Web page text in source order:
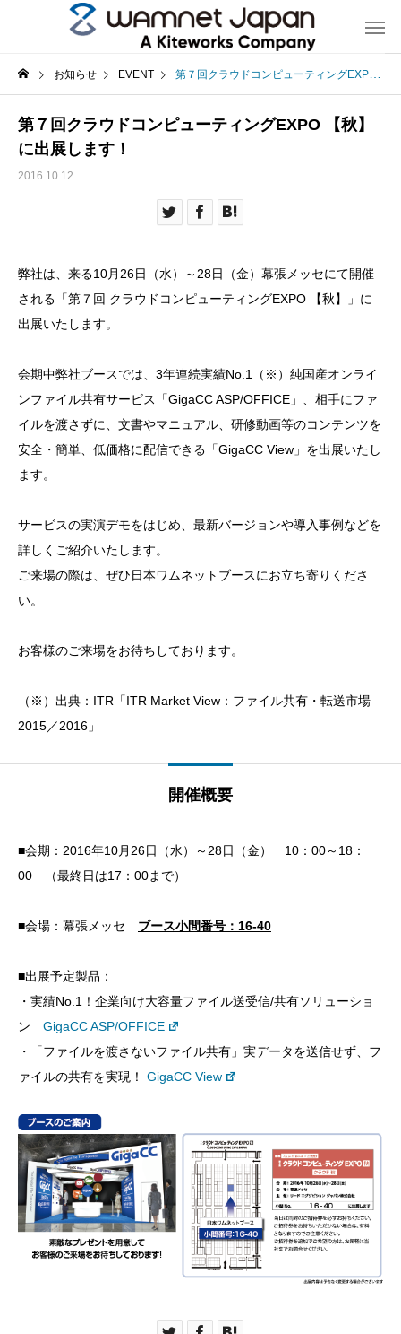
お知らせ EVENT 第７回クラウドコンピューティングEXPO 【秋】 に出展します！
第７回クラウドコンピューティングEXPO 【秋】
に出展します！
2016.10.12
弊社は、来る10月26日（水）～28日（金）幕張メッセにて開催
される「第７回 クラウドコンピューティングEXPO 【秋】」に
出展いたします。
会期中弊社ブースでは、3年連続実績No.1（※）純国産オンライ
ンファイル共有サービス「GigaCC ASP/OFFICE」、相手にファ
イルを渡さずに、文書やマニュアル、研修動画等のコンテンツを
安全・簡単、低価格に配信できる「GigaCC View」を出展いたし
ます。
サービスの実演デモをはじめ、最新バージョンや導入事例などを
詳しくご紹介いたします。
ご来場の際は、ぜひ日本ワムネットブースにお立ち寄りくださ
い。
お客様のご来場をお待ちしております。
（※）出典：ITR「ITR Market View：ファイル共有・転送市場
2015／2016」
開催概要
■会期：2016年10月26日（水）～28日（金） 10：00～18：
00 （最終日は17：00まで）
■会場：幕張メッセ ブース小間番号：16-40
■出展予定製品：
・実績No.1！企業向け大容量ファイル送受信/共有ソリューショ
ン GigaCC ASP/OFFICE
・「ファイルを渡さないファイル共有」実データを送信せず、フ
ァイルの共有を実現！ GigaCC View